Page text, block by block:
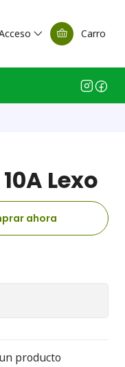
Carro
Lexo
ahora
producto